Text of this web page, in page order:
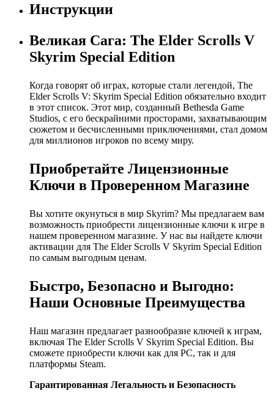
Инструкции
Великая Сага: The Elder Scrolls V
Skyrim Special Edition
Когда говорят об играх, которые стали легендой, The
Elder Scrolls V: Skyrim Special Edition обязательно входит
в этот список. Этот мир, созданный Bethesda Game
Studios, с его бескрайними просторами, захватывающим
сюжетом и бесчисленными приключениями, стал домом
для миллионов игроков по всему миру.
Приобретайте Лицензионные
Ключи в Проверенном Магазине
Вы хотите окунуться в мир Skyrim? Мы предлагаем вам
возможность приобрести лицензионные ключи к игре в
нашем проверенном магазине. У нас вы найдете ключи
активации для The Elder Scrolls V Skyrim Special Edition
по самым выгодным ценам.
Быстро, Безопасно и Выгодно:
Наши Основные Преимущества
Наш магазин предлагает разнообразие ключей к играм,
включая The Elder Scrolls V Skyrim Special Edition. Вы
сможете приобрести ключи как для PC, так и для
платформы Steam.
Гарантированная Легальность и Безопасность